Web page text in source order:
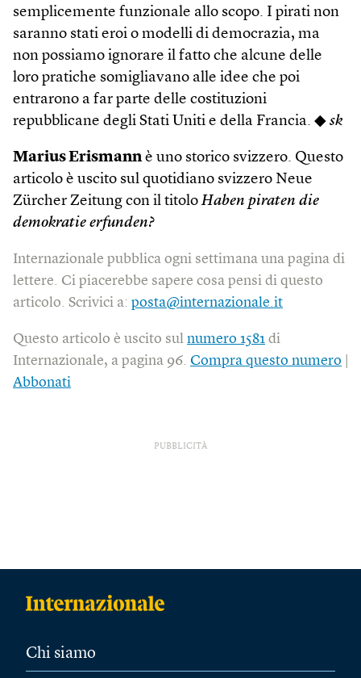
semplicemente funzionale allo scopo. I pirati non
saranno stati eroi o modelli di democrazia, ma
non possiamo ignorare il fatto che alcune delle
loro pratiche somigliavano alle idee che poi
entrarono a far parte delle costituzioni
repubblicane degli Stati Uniti e della Francia. ◆ sk
Marius Erismannè uno storico svizzero. Questo
articolo è uscito sul quotidiano svizzero Neue
Zürcher Zeitung con il titolo Haben piraten die
demokratie erfunden?
Internazionale pubblica ogni settimana una pagina di
lettere. Ci piacerebbe sapere cosa pensi di questo
articolo. Scrivici a: posta@internazionale.it
Questo articolo è uscito sul numero 1581 di
Internazionale, a pagina 96. Compra questo numero
Abbonati
PUBBLICITÀ
Chi siamo